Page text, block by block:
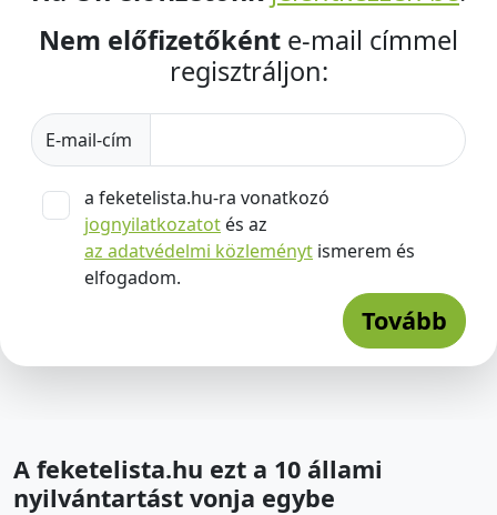
Nem előfizetőként e-mail címmel
regisztráljon:
E-mail-cím
a feketelista.hu-ra vonatkozó
jognyilatkozatot és az
az adatvédelmi közleményt ismerem és
elfogadom.
Tovább
A feketelista.hu ezt a 10 állami
nyilvántartást vonja egybe